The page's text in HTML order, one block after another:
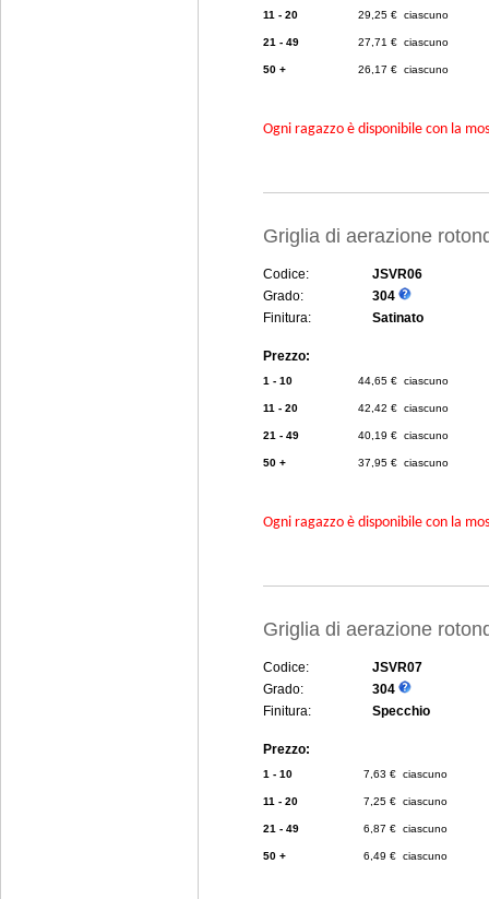
11 - 20 29,25 € ciascuno
21 - 49 27,71 € ciascuno
50 + 26,17 € ciascuno
Ogni ragazzo è disponibile con la
Griglia di aerazione
Codice:
JSVR06
Grado:
304
Finitura:
Satinato
Prezzo:
1 - 10 44,65 € ciascuno
11 - 20 42,42 € ciascuno
21 - 49 40,19 € ciascuno
50 + 37,95 € ciascuno
Ogni ragazzo è disponibile con la
Griglia di aerazione
Codice:
JSVR07
Grado:
304
Finitura:
Specchio
Prezzo:
1 - 10 7,63 € ciascuno
11 - 20 7,25 € ciascuno
21 - 49 6,87 € ciascuno
50 + 6,49 € ciascuno